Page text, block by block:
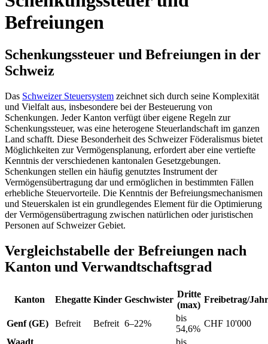
Befreiungen
Schenkungssteuer und Befreiungen in der
Schweiz
Das Schweizer Steuersystem zeichnet sich durch seine Komplexität
und Vielfalt aus, insbesondere bei der Besteuerung von
Schenkungen. Jeder Kanton verfügt über eigene Regeln zur
Schenkungssteuer, was eine heterogene Steuerlandschaft im ganzen
Land schafft. Diese Besonderheit des Schweizer Föderalismus bietet
Möglichkeiten zur Vermögensplanung, erfordert aber eine vertiefte
Kenntnis der verschiedenen kantonalen Gesetzgebungen.
Schenkungen stellen ein häufig genutztes Instrument der
Vermögensübertragung dar und ermöglichen in bestimmten Fällen
erhebliche Steuervorteile. Die Kenntnis der Befreiungsmechanismen
und Steuerskalen ist ein grundlegendes Element für die Optimierung
der Vermögensübertragung zwischen natürlichen oder juristischen
Personen auf Schweizer Gebiet.
Vergleichstabelle der Befreiungen nach
Kanton und Verwandtschaftsgrad
Kanton Ehegatte Kinder Geschwister
Dritte
(max)
Freibetrag/Jahr
Genf (GE) Befreit Befreit 6–22%
bis
54,6%
CHF 10'000
Waadt
bis